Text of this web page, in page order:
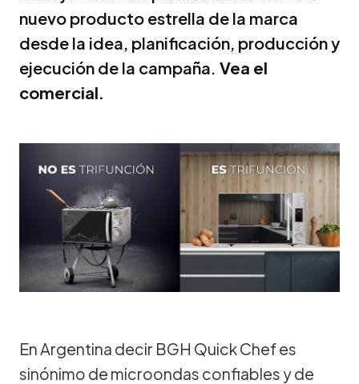
nuevo producto estrella de la marca
desde la idea, planificación, producción y
ejecución de la campaña. Vea el
comercial.
En Argentina decir BGH Quick Chef es
sinónimo de microondas confiables y de